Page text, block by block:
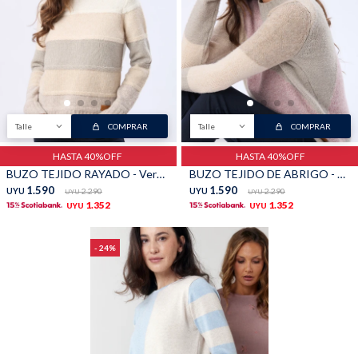
Talle COMPRAR
HASTA 40%OFF
BUZO TEJIDO RAYADO - Verde
UYU 1.590 UYU 2.290
UYU 1.352
Talle COMPRAR
HASTA 40%OFF
BUZO TEJIDO DE ABRIGO - Rosa
UYU 1.590 UYU 2.290
UYU 1.352
24